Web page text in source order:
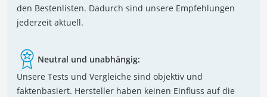
den Bestenlisten. Dadurch sind unsere Empfehlungen
jederzeit aktuell.
Neutral und unabhängig:
Unsere Tests und Vergleiche sind objektiv und
faktenbasiert. Hersteller haben keinen Einfluss auf die